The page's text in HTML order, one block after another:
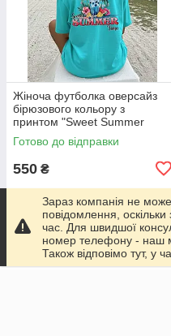
Жіноча футболка оверсайз
бірюзового кольору з
принтом "Sweet Summer
Time"
Готово до відправки
550 ₴
Купити
Про нас
Зараз компанія не
повідомлення,
час. Для швидшої
номер телефону - наш
Також відповімо тут, у